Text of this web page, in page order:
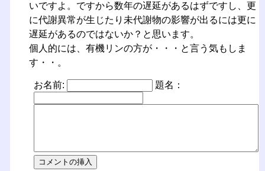
いですよ。ですから数年の遅延があるはずですし、更
に代謝異常が生じたり未代謝物の影響が出るには更に
遅延があるのではないか？と思います。
個人的には、有機リンの方が・・・と言う気もしま
す・・。
お名前: 題名：